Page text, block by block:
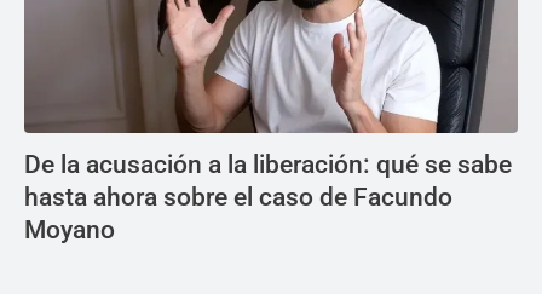
De la acusación a la liberación: qué se sabe
hasta ahora sobre el caso de Facundo
Moyano